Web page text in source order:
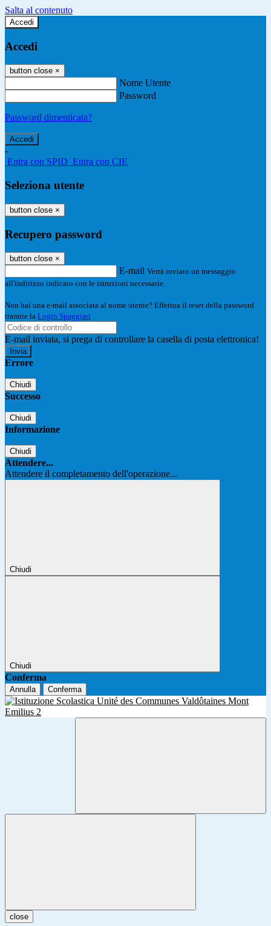
Salta al contenuto
Accedi
Accedi
button close ×
Nome Utente
Password
Password dimenticata?
-
Entra con SPID Entra con CIE
Seleziona utente
button close ×
Recupero password
button close ×
E-mail Verrà inviato un messaggio
all'indirizzo indicato con le istruzioni necessarie.
Non hai una e-mail associata al nome utente? Effettua il reset della password
tramite la Login Spaggiari
E-mail inviata, si prega di controllare la casella di posta elettronica!
Errore
Chiudi
Successo
Chiudi
Informazione
Chiudi
Attendere...
Attendere il completamento dell'operazione...
Chiudi
Chiudi
Conferma
Annulla Conferma
close